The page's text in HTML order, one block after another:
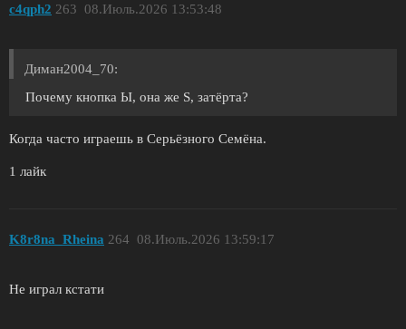
c4qph2 08.Июль.2026 13:53:48
263
Диман2004_70:
Почему кнопка Ы, она же S, затёрта?
Когда часто играешь в Серьёзного Семёна.
1 лайк
K8r8na_Rheina 08.Июль.2026 13:59:17
264
Не играл кстати